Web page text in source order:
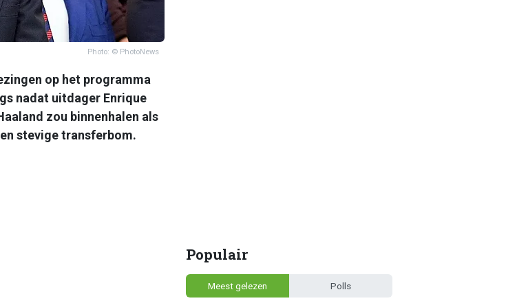
Photo: © PhotoNews
op het programma
nadat uitdager Enrique
zou binnenhalen als
stevige transferbom.
Populair
Meest gelezen Polls